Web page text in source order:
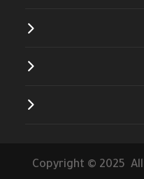
Copyright © 2025